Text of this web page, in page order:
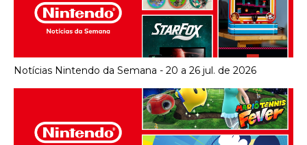
Notícias Nintendo da Semana - 20 a 26 jul. de 2026